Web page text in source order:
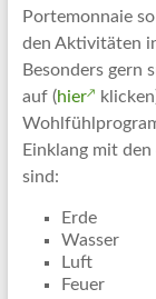
Portemonnaie
den Aktivitäten
Besonders gern
auf (hier
Einklang mit
sind:
Erde
Wasser
Luft
Feuer